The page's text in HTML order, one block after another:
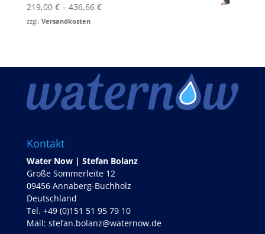
219,00 €– 436,66 €
zzgl. Versandkosten
Kontakt
Water Now | Stefan Bolanz
Große Sommerleite 12
09456 Annaberg-Buchholz
Deutschland
Tel. +49 (0)151 51 95 79 10
Mail: stefan.bolanz@waternow.de